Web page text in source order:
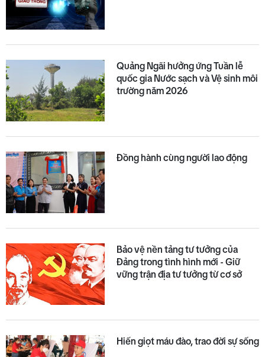
Quảng Ngãi hưởng ứng Tuần lễ
quốc gia Nước sạch và Vệ sinh môi
trường năm 2026
Đồng hành cùng người lao động
Bảo vệ nền tảng tư tưởng của
Đảng trong tình hình mới - Giữ
vững trận địa tư tưởng từ cơ sở
Hiến giọt máu đào, trao đời sự sống